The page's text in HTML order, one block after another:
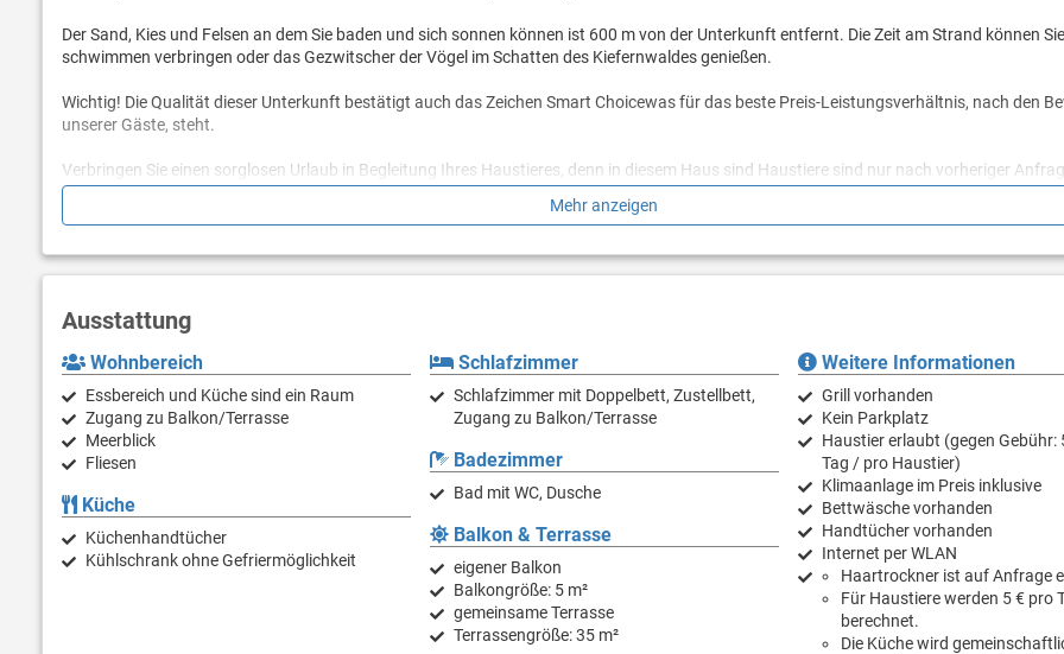
Der Sand, Kies und Felsen an dem Sie baden und sich sonnen können ist 600 m von der Unterkunft entfernt. Die Zeit am Strand können
schwimmen verbringen oder das Gezwitscher der Vögel im Schatten des Kiefernwaldes genießen.
Wichtig! Die Qualität dieser Unterkunft bestätigt auch das Zeichen Smart Choicewas für das beste Preis-Leistungsverhältnis, nach den
unserer Gäste, steht.
Verbringen Sie einen sorglosen Urlaub in Begleitung Ihres Haustieres, denn in diesem Haus sind Haustiere sind nur nach vorheriger
willkommen (zahlbar vor Ort). Vervollständigen Sie Ihren Spaziergang mit der Erforschung des Ortes und dessen Umgebung. Wir sind
Mehr anzeigen
Ausstattung
Wohnbereich
Essbereich und Küche sind ein Raum
Zugang zu Balkon/Terrasse
Meerblick
Fliesen
Küche
Küchenhandtücher
Kühlschrank ohne Gefriermöglichkeit
Schlafzimmer
Schlafzimmer mit Doppelbett, Zustellbett,
Zugang zu Balkon/Terrasse
Badezimmer
Bad mit WC, Dusche
Balkon & Terrasse
eigener Balkon
Balkongröße: 5 m²
gemeinsame Terrasse
Terrassengröße: 35 m²
Weitere Informationen
Grill vorhanden
Kein Parkplatz
Haustier erlaubt (gegen Gebühr:
Tag / pro Haustier)
Klimaanlage im Preis inklusive
Bettwäsche vorhanden
Handtücher vorhanden
Internet per WLAN
Haartrockner ist auf Anfrage
Für Haustiere werden 5 € pro
berechnet.
Die Küche wird